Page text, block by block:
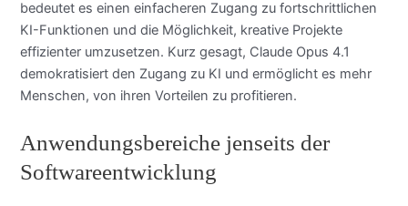
bedeutet es einen einfacheren Zugang zu fortschrittlichen
KI-Funktionen und die Möglichkeit, kreative Projekte
effizienter umzusetzen. Kurz gesagt, Claude Opus 4.1
demokratisiert den Zugang zu KI und ermöglicht es mehr
Menschen, von ihren Vorteilen zu profitieren.
Anwendungsbereiche jenseits der
Softwareentwicklung